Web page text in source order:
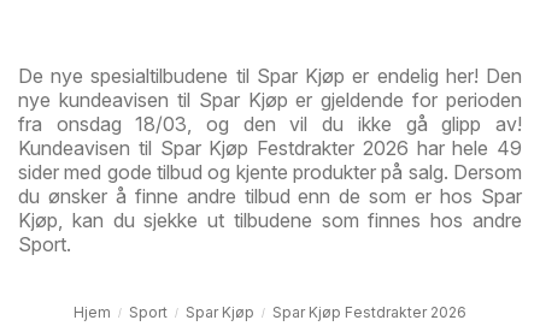
De nye spesialtilbudene til Spar Kjøp er endelig her! Den
nye kundeavisen til Spar Kjøp er gjeldende for perioden
fra onsdag 18/03, og den vil du ikke gå glipp av!
Kundeavisen til Spar Kjøp Festdrakter 2026 har hele 49
sider med gode tilbud og kjente produkter på salg. Dersom
du ønsker å finne andre tilbud enn de som er hos Spar
Kjøp, kan du sjekke ut tilbudene som finnes hos andre
Sport.
Hjem Sport Spar Kjøp Spar Kjøp Festdrakter 2026